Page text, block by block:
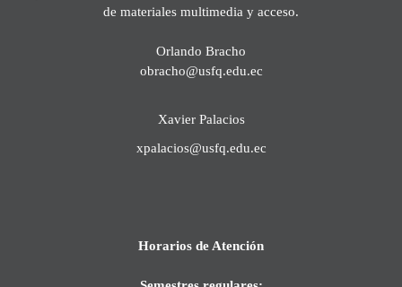
de materiales multimedia y acceso.
Orlando Bracho
obracho@usfq.edu.ec
Xavier Palacios
xpalacios@usfq.edu.ec
Horarios de Atención